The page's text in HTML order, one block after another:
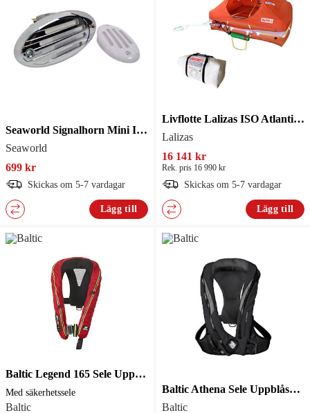
Seaworld Signalhorn Mini Infällt Rf
Seaworld
699 kr
Skickas om 5-7 vardagar
Lägg till
Livflotte Lalizas ISO Atlantic 4 personer i väska
Lalizas
16 141 kr
Rek. pris 16 990 kr
Skickas om 5-7 vardagar
Lägg till
Baltic Legend 165 Sele Uppblåsbar flytväst
Med säkerhetssele
Baltic
Baltic Athena Sele Uppblåsbar flytväst
Baltic